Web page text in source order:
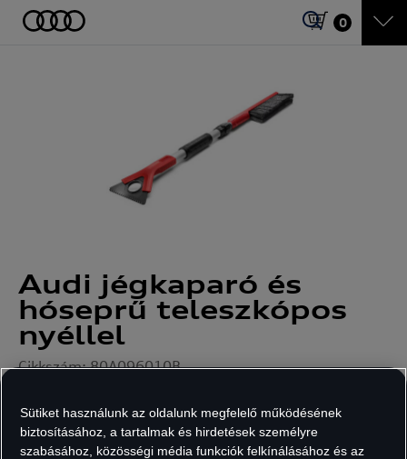
0
Audi jégkaparó és
hóseprű teleszkópos
nyéllel
Cikkszám: 80A096010B
10 991Ft
Áfát tartalmaz, szállítási költségek nélkül.
Sütiket használunk az oldalunk megfelelő működésének
biztosításához, a tartalmak és hirdetések személyre
szabásához, közösségi média funkciók felkínálásához és az